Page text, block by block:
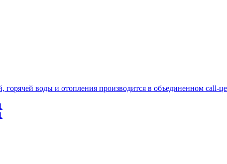
горячей воды и отопления производится в объединенном